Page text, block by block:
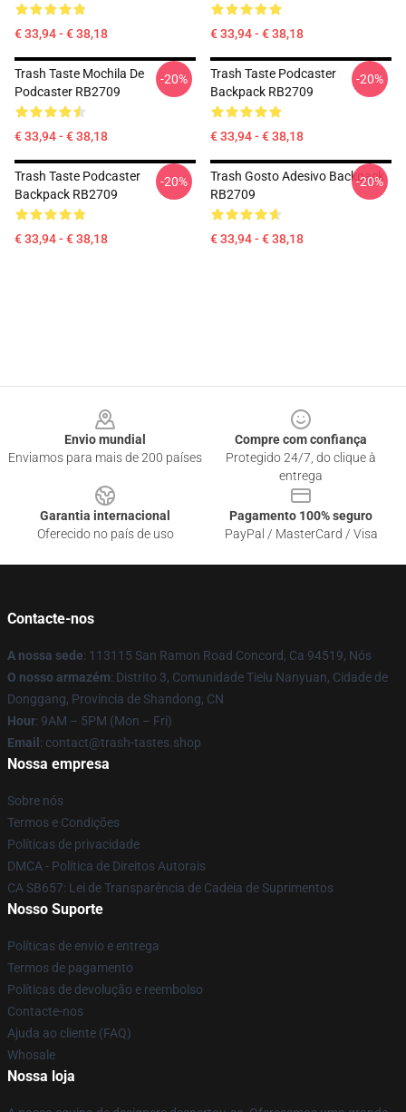
€ 33,94 - € 38,18 € 33,94 - € 38,18
Trash Taste Mochila De
Podcaster RB2709
€ 33,94 - € 38,18
-20%
Trash Taste Podcaster
Backpack RB2709
€ 33,94 - € 38,18
-20%
Trash Taste Podcaster
Backpack RB2709
€ 33,94 - € 38,18
-20%
Trash Gosto Adesivo Backpack
RB2709
€ 33,94 - € 38,18
-20%
Envio mundial
Enviamos para mais de 200 países
Compre com confiança
Protegido 24/7, do clique à
entrega
Garantia internacional
Oferecido no país de uso
Pagamento 100% seguro
PayPal / MasterCard / Visa
Contacte-nos
A nossa sede: 113115 San Ramon Road Concord, Ca 94519, Nós
O nosso armazém: Distrito 3, Comunidade Tielu Nanyuan, Cidade de
Donggang, Província de Shandong, CN
Hour: 9AM – 5PM (Mon – Fri)
Email : contact@trash-tastes.shop
Nossa empresa
Sobre nós
Termos e Condições
Políticas de privacidade
DMCA - Política de Direitos Autorais
CA SB657: Lei de Transparência de Cadeia de Suprimentos
Nosso Suporte
Políticas de envio e entrega
Termos de pagamento
Políticas de devolução e reembolso
Contacte-nos
Ajuda ao cliente (FAQ)
Whosale
Nossa loja